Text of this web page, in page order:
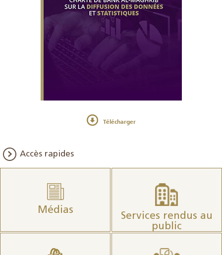
Télécharger
Accès rapides
Médias
Services rendus au
public